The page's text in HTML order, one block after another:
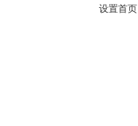
设置首页